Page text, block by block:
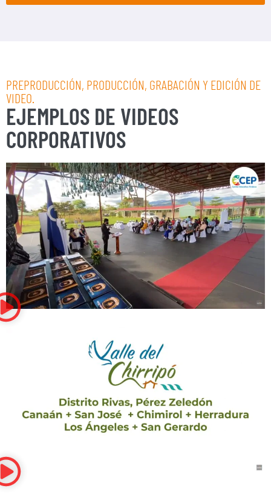
PREPRODUCCIÓN, PRODUCCIÓN, GRABACIÓN Y EDICIÓN DE
VIDEO.
EJEMPLOS DE VIDEOS
CORPORATIVOS